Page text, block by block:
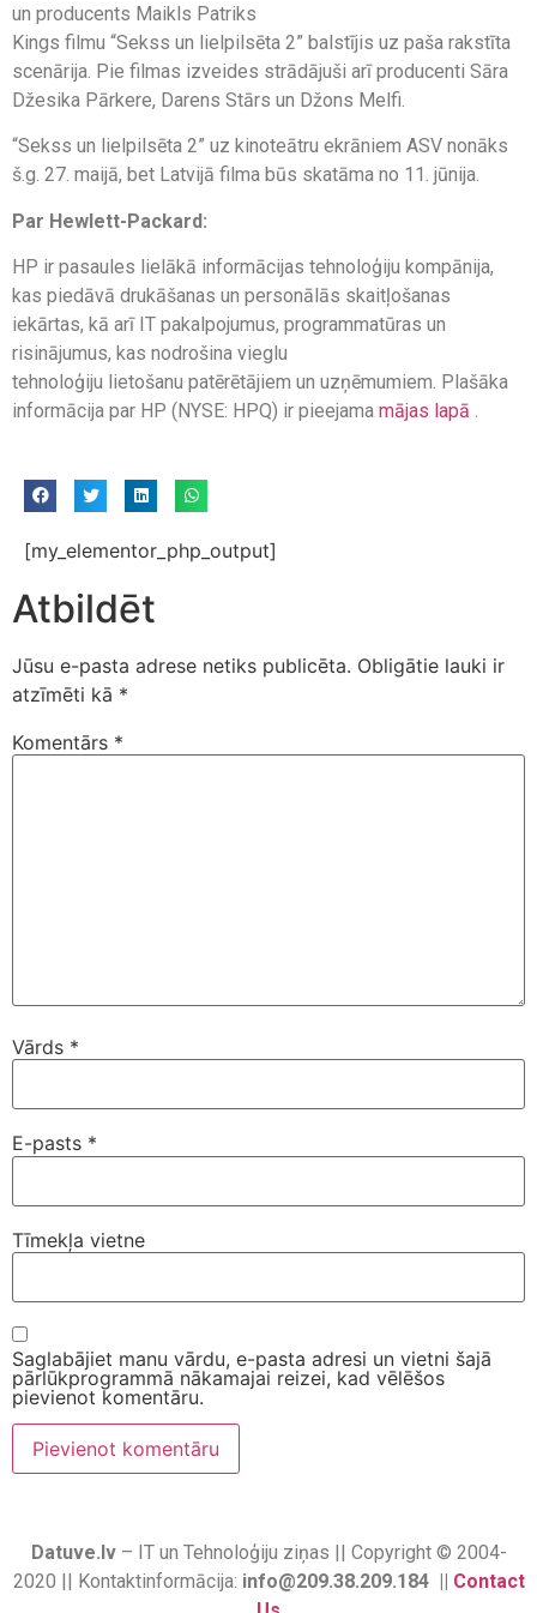
un producents Maikls Patriks
Kings filmu “Sekss un lielpilsēta 2” balstījis uz paša rakstīta
scenārija. Pie filmas izveides strādājuši arī producenti Sāra
Džesika Pārkere, Darens Stārs un Džons Melfi.
“Sekss un lielpilsēta 2” uz kinoteātru ekrāniem ASV nonāks
š.g. 27. maijā, bet Latvijā filma būs skatāma no 11. jūnija.
Par Hewlett-Packard:
HP ir pasaules lielākā informācijas tehnoloģiju kompānija,
kas piedāvā drukāšanas un personālās skaitļošanas
iekārtas, kā arī IT pakalpojumus, programmatūras un
risinājumus, kas nodrošina vieglu
tehnoloģiju lietošanu patērētājiem un uzņēmumiem. Plašāka
informācija par HP (NYSE: HPQ) ir pieejama mājas lapā .
[my_elementor_php_output]
Atbildēt
Jūsu e-pasta adrese netiks publicēta. Obligātie lauki ir
atzīmēti kā *
Komentārs *
Vārds *
E-pasts *
Tīmekļa vietne
Saglabājiet manu vārdu, e-pasta adresi un vietni šajā
pārlūkprogrammā nākamajai reizei, kad vēlēšos
pievienot komentāru.
Datuve.lv– IT un Tehnoloģiju ziņas || Copyright © 2004-
2020 || Kontaktinformācija: info@209.38.209.184 || Contact